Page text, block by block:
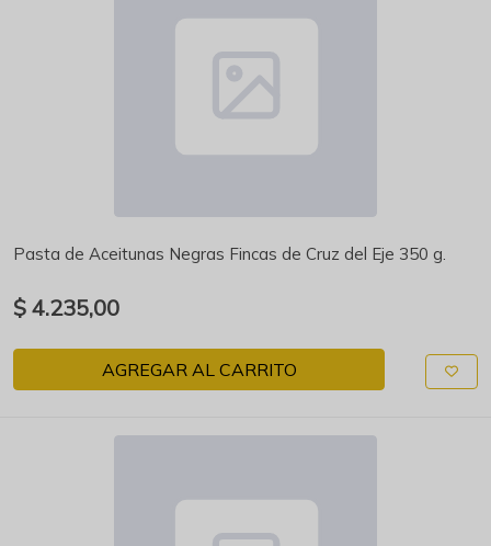
Pasta de Aceitunas Negras Fincas de Cruz del Eje 350 g.
$ 4.235,00
AGREGAR AL CARRITO